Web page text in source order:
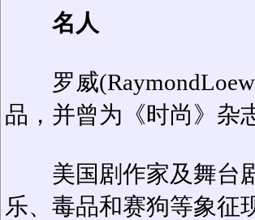
名人
罗威
品，并曾为《时尚》杂
美国剧作家及舞台剧
乐、毒品和赛狗等象征